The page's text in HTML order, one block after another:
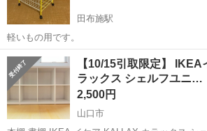
田布施駅
軽いもの用です。
山口 熊毛郡 田布施駅 収納家具
【10/15引取限定】
ラックス シェルフユニ…
2,500円
山口市